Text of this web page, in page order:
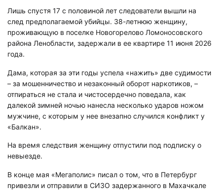
Лишь спустя 17 с половиной лет следователи вышли на
след предполагаемой убийцы. 38-летнюю женщину,
проживающую в поселке Новогорелово Ломоносовского
района Ленобласти, задержали в ее квартире 11 июня 2026
года.
Дама, которая за эти годы успела «нажить» две судимости
– за мошенничество и незаконный оборот наркотиков, –
отпираться не стала и чистосердечно поведала, как
далекой зимней ночью нанесла несколько ударов ножом
мужчине, с которым у нее внезапно случился конфликт у
«Балкан».
На время следствия женщину отпустили под подписку о
невыезде.
В конце мая «Мегаполис» писал о том, что в Петербург
привезли и отправили в СИЗО задержанного в Махачкале